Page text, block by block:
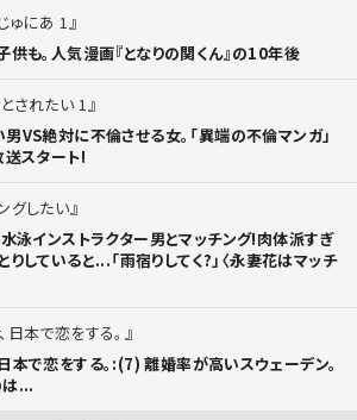
ゅにあ 1
供も。人気漫画『となりの関くん』の10年後
されたい 1
VS絶対に不倫させる女。「異端の不倫マンガ」
送スタート!
グしたい
水泳インストラクター男とマッチング!肉体派すぎ
りしていると...「雨宿りしてく?」〈永妻花はマッチ
本で恋をする。
本で恋をする。:(7) 離婚率が高いスウェーデン。
...